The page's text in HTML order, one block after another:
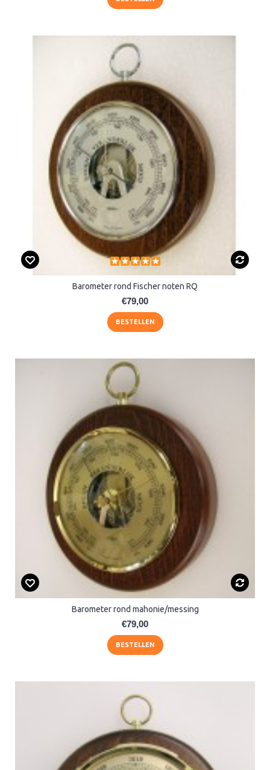
Barometer rond Fischer noten RQ
€79,00
BESTELLEN
Barometer rond mahonie/messing
€79,00
BESTELLEN